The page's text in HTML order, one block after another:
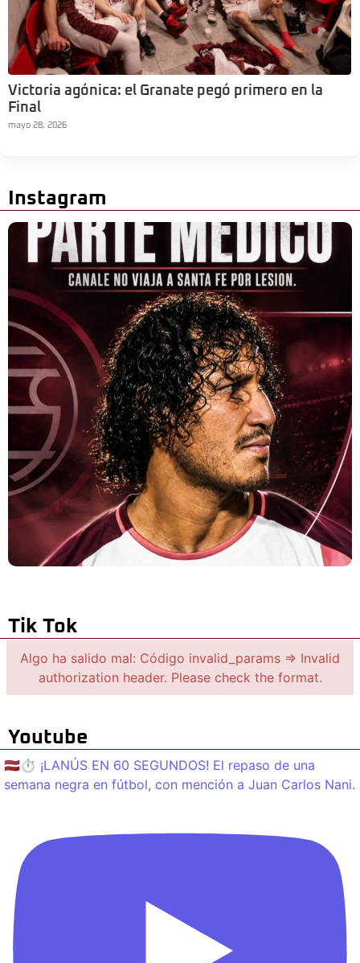
Victoria agónica: el Granate pegó primero en la
Final
mayo 28, 2026
Instagram
Tik Tok
Algo ha salido mal: Código invalid_params => Invalid
authorization header. Please check the format.
Youtube
🇱🇻⏱️ ¡LANÚS EN 60 SEGUNDOS! El repaso de una
semana negra en fútbol, con mención a Juan Carlos Nani.